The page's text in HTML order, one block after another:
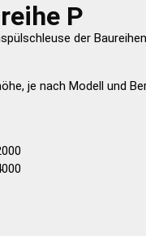
P
der
je nach Modell und